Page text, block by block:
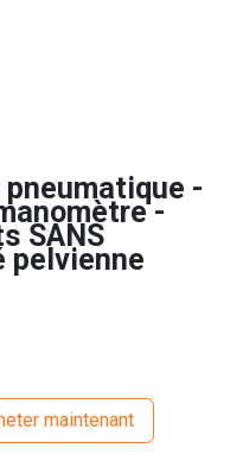
pneumatique -
-
SANS
pelvienne
maintenant